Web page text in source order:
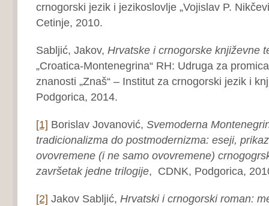
crnogorski jezik i jezikoslovlje „Vojislav P.
Cetinje, 2010.
Sabljić, Jakov, Hrvatske i crnogorske književne
„Croatica-Montenegrina“ RH: Udruga za
znanosti „Znaš“ – Institut za crnogorski jezik i
Podgorica, 2014.
[1] Borislav Jovanović, Svemoderna
tradicionalizma do postmodernizma: eseji,
ovovremene (i ne samo ovovremene)
završetak jedne trilogije, CDNK, Podgorica,
[2] Jakov Sabljić, Hrvatski i crnogorski roman: